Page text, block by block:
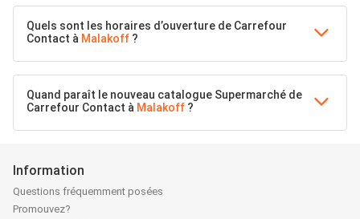
Quels sont les horaires d’ouverture de Carrefour
Contact à Malakoff ?
Quand paraît le nouveau catalogue Supermarché de
Carrefour Contact à Malakoff ?
Information
Questions fréquemment posées
Promouvez?